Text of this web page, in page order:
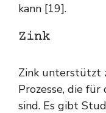
kann [19].
Zink
Zink unterstützt
Prozesse, die
sind. Es gibt